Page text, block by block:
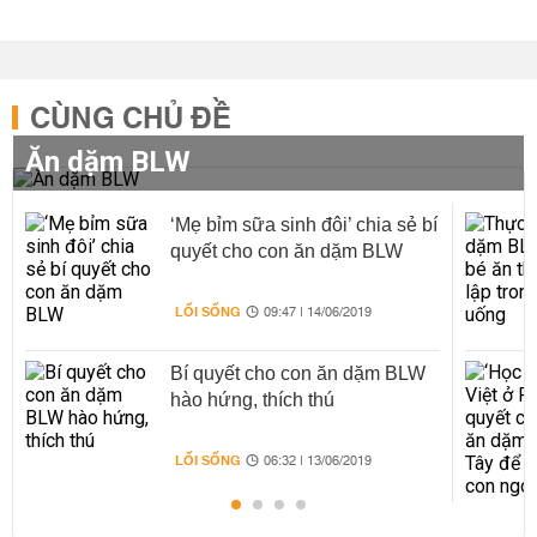
CÙNG CHỦ ĐỀ
Ăn dặm BLW
‘Mẹ bỉm sữa sinh đôi’ chia sẻ bí
quyết cho con ăn dặm BLW
LỐI SỐNG 09:47 | 14/06/2019
Bí quyết cho con ăn dặm BLW
hào hứng, thích thú
LỐI SỐNG 06:32 | 13/06/2019